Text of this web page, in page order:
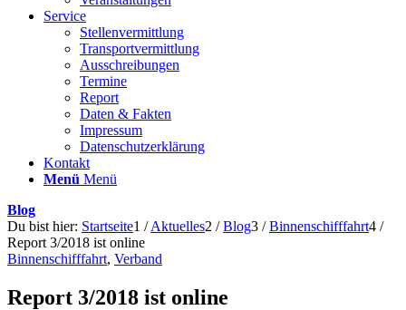
Service
Stellenvermittlung
Transportvermittlung
Ausschreibungen
Termine
Report
Daten & Fakten
Impressum
Datenschutzerklärung
Kontakt
Menü Menü
Blog
Du bist hier: Startseite1 / Aktuelles2 / Blog3 / Binnenschifffahrt4 /
Report 3/2018 ist online
Binnenschifffahrt, Verband
Report 3/2018 ist online